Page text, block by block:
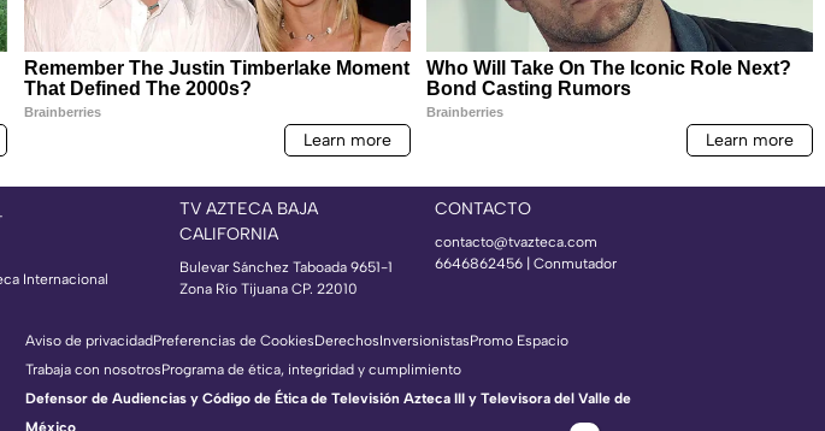
Internacional
TV AZTECA BAJA
CALIFORNIA
Bulevar Sánchez Taboada 9651-1
Zona Río Tijuana CP. 22010
CONTACTO
contacto@tvazteca.com
6646862456 | Conmutador
Aviso de privacidadPreferencias de CookiesDerechosInversionistasPromo Espacio
Trabaja con nosotrosPrograma de ética, integridad y cumplimiento
Defensor de Audiencias y Código de Ética de Televisión Azteca III y Televisora del Valle de
México